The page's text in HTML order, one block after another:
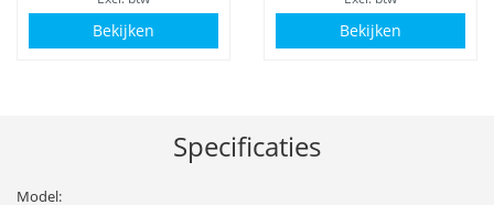
Bekijken Bekijken
Specificaties
Model: